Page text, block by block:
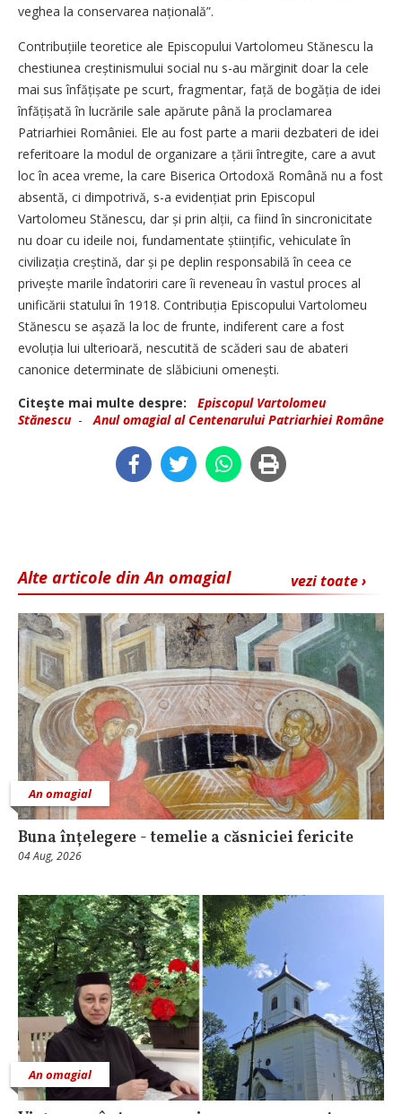
veghea la conservarea națională”.
Contribuțiile teoretice ale Episcopului Vartolomeu Stănescu la
chestiunea creștinismului social nu s-au mărginit doar la cele
mai sus înfăți­șate pe scurt, fragmentar, față de bogăția de idei
înfățișată în lucrările sale apărute până la proclamarea
Patriarhiei României. Ele au fost parte a marii dezbateri de idei
referitoare la modul de organizare a țării întregite, care a avut
loc în acea vreme, la care Biserica Ortodoxă Română nu a fost
absentă, ci dimpotrivă, s-a eviden­țiat prin Episcopul
Vartolomeu Stănescu, dar și prin alții, ca fiind în sincronicitate
nu doar cu ideile noi, fundamentate știin­țific, vehiculate în
civilizația creș­tină, dar și pe deplin responsabilă în ceea ce
privește marile îndatoriri care îi reveneau în vastul proces al
unificării statului în 1918. Con­tribuția Episcopului Vartolomeu
Stănescu se așază la loc de frunte, indiferent care a fost
evoluția lui ulterioară, nescutită de scăderi sau de abateri
canonice determinate de slăbiciuni omenești.
Citeşte mai multe despre:
Episcopul Vartolomeu
Stănescu-Anul omagial al Centenarului Patriarhiei Române
vezi toate ›
Alte articole din An omagial
An omagial
Buna înțelegere - temelie a căsniciei fericite
04 Aug, 2026
An omagial